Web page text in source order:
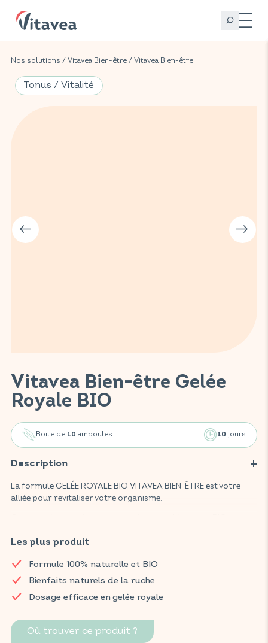
Nos solutions / Vitavea Bien-être / Vitavea Bien-être
Vitavea Bien-être Gelée
Royale BIO
Boite de 10 ampoules 10 jours
Description
La formule GELÉE ROYALE BIO VITAVEA BIEN-ÊTRE est votre
alliée pour revitaliser votre organisme.
BIO, ginseng BIO et acérola BIO, offre une formule 100 %
naturelle, mettant en avant leurs vertus dynamisantes et
période de baisse de forme.
Retrouvez vos produits VITAVEA BIEN-ÊTRE dans toutes vos
grandes surfaces préférées.
Les plus produit
Formule 100% naturelle et BIO
Bienfaits naturels de la ruche
Dosage efficace en gelée royale
Où trouver ce produit ?
Tonus / Vitalité